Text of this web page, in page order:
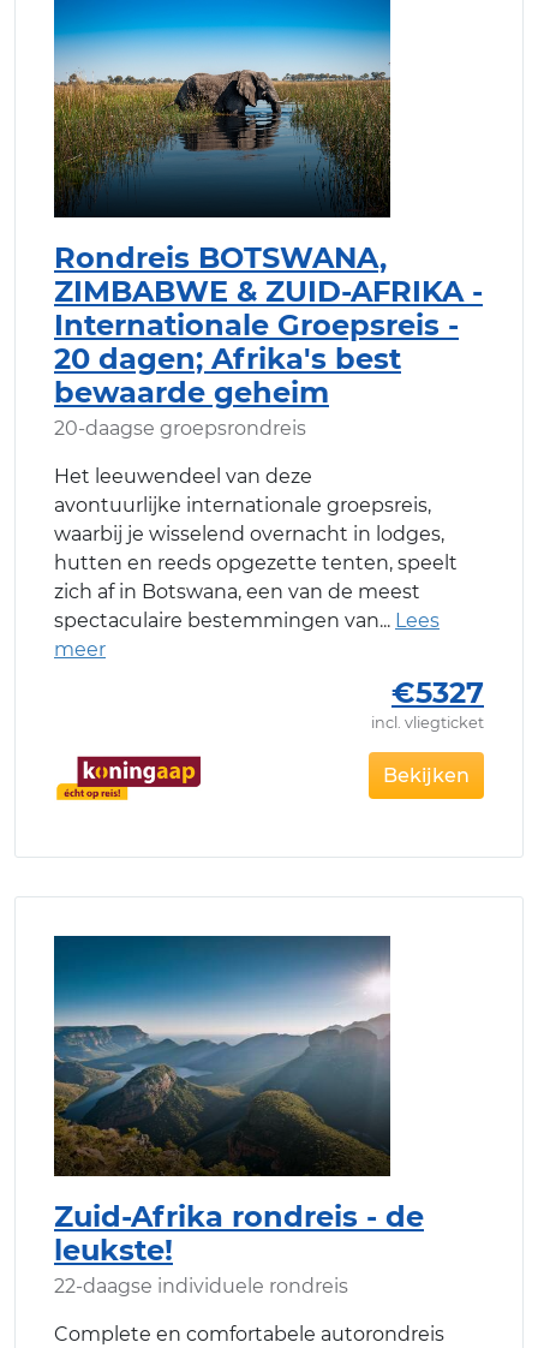
Rondreis BOTSWANA,
ZIMBABWE & ZUID-AFRIKA -
Internationale Groepsreis -
20 dagen; Afrika's best
bewaarde geheim
20-daagse groepsrondreis
Het leeuwendeel van deze
avontuurlijke internationale groepsreis,
waarbij je wisselend overnacht in lodges,
hutten en reeds opgezette tenten, speelt
zich af in Botswana, een van de meest
spectaculaire bestemmingen van
€5327
incl. vliegticket
Bekijken
Zuid-Afrika rondreis - de
leukste!
22-daagse individuele rondreis
Complete en comfortabele autorondreis